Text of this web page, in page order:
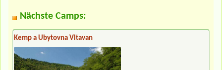
Nächste Camps:
Kemp a Ubytovna Vltavan